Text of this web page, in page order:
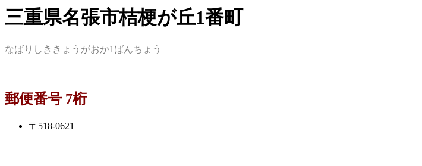
三重県名張市桔梗が丘1番町
なばりしききょうがおか1ばんちょう
郵便番号 7桁
〒518-0621